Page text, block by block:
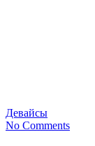
Девайсы
No Comments